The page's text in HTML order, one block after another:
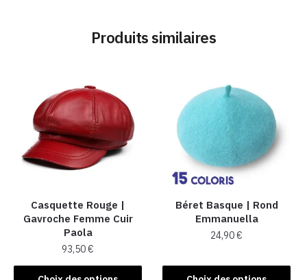
Produits similaires
Casquette Rouge |
Gavroche Femme Cuir
Paola
93,50€
Ce
Béret Basque | Rond
Emmanuella
24,90€